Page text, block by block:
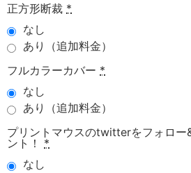
正方形断裁 *
なし
あり（追加料金）
フルカラーカバー *
なし
あり（追加料金）
プリントマウスのtwitterをフォロー
ント！
*
なし